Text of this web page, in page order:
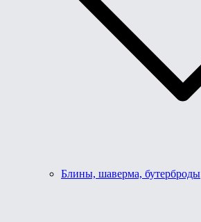
Блины, шаверма, бутерброды